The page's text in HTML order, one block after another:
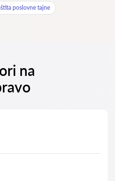
poslovne tajne
na